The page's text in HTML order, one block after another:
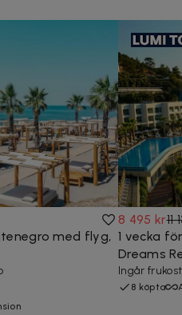
med flyg,
8 495 kr11
1 vecka
Dreams
Ingår
8 köpta